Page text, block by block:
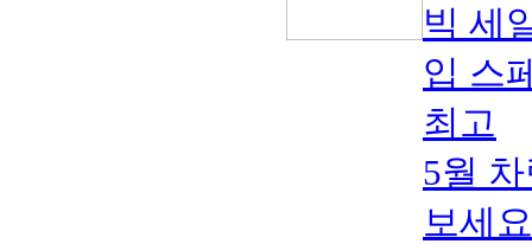
빅 세
입 스
최고
5월
보세